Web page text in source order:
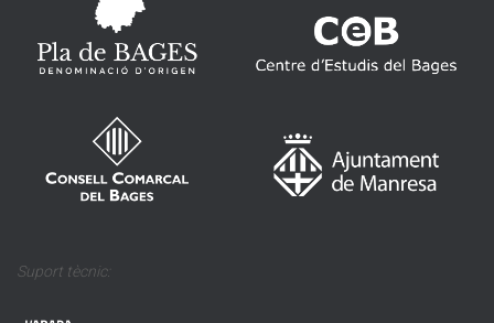
Suport tècnic: